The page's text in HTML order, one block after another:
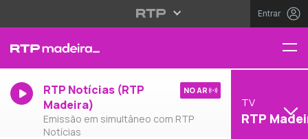
Entrar
RTP Notícias (RTP
Madeira)
Emissão em simultâneo com RTP
Notícias
NO AR
TV
RTP